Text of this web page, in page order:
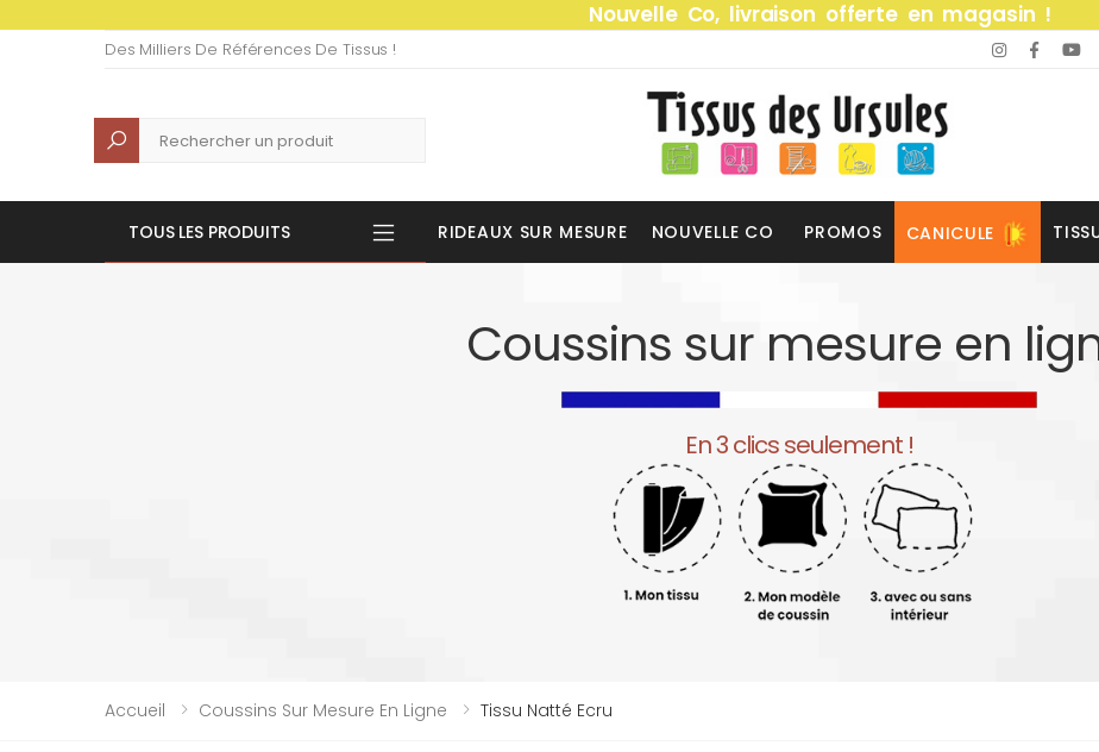
Nouvelle Co, livraison offerte en magasin !
Des Milliers De Références De Tissus !
Recherche
TOUS LES PRODUITS RIDEAUX SUR MESURE NOUVELLE CO PROMOS CANICULE
Coussins sur mesure en
En 3 clics seulement !
Accueil Coussins Sur Mesure En Ligne Tissu Natté Ecru